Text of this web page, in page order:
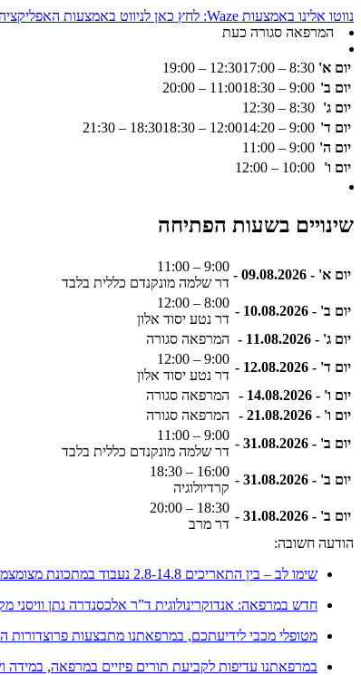
נווטו אלינו באמצעות Waze:
לחץ כאן לניווט באמצעות
המרפאה סגורה כעת
יום א' 8:30 – 12:30
17:00 – 19:00
יום ב' 9:00 – 11:00
18:30 – 20:00
יום ג' 8:30 – 12:30
יום ד' 9:00 – 12:00
14:20 – 18:30
18:30 – 21:30
יום ה' 9:00 – 11:00
יום ו'
10:00 – 12:00
שינויים בשעות הפתיחה
יום א' - 09.08.2026 -
9:00 – 11:00
דר שלמה מונקנדם כללית בלבד
יום ב' - 10.08.2026 -
8:00 – 12:00
דר נטע יסוד אלון
יום ג' - 11.08.2026 -
המרפאה סגורה
יום ד' - 12.08.2026 -
9:00 – 12:00
דר נטע יסוד אלון
יום ו' - 14.08.2026 -
המרפאה סגורה
יום ו' - 21.08.2026 -
המרפאה סגורה
יום ב' - 31.08.2026 -
9:00 – 11:00
דר שלמה מונקנדם כללית בלבד
יום ב' - 31.08.2026 -
16:00 – 18:30
קרדיולוגיה
יום ב' - 31.08.2026 -
18:30 – 20:00
דר מרב
הודעה חשובה:
שימו לב – בין התאריכים 2.8-14.8 נעבוד במתכונת מצומצמת בשל חופשה
חדש במרפאה: אנדוקרינולוגית ד”ר אלכסנדרה נתן
מטופלי מכבי לידיעתכם, במרפאתנו מתבצעות פרוצדורות
במרפאתנו עדיפות לקביעת תורים פיזיים במרפאה, במידה